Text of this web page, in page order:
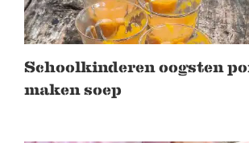
Schoolkinderen oogsten
maken soep